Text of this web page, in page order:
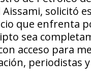
Aissami, solicitó
que enfrenta
sea
acceso para
periodistas